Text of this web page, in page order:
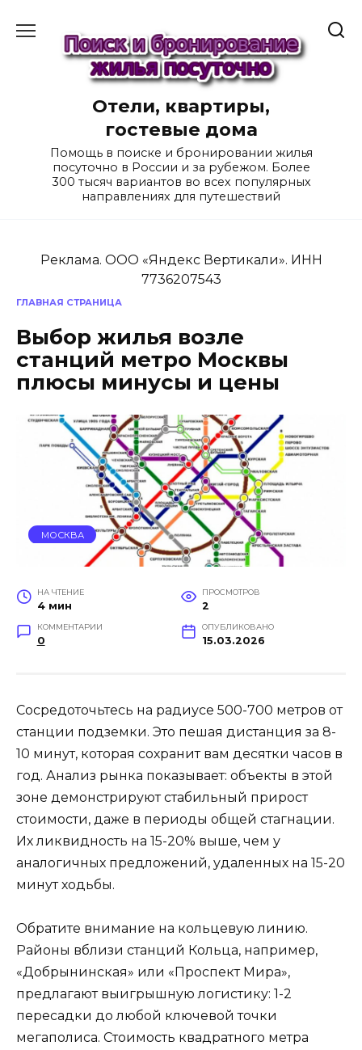
содержанию
Отели, квартиры,
гостевые дома
Помощь в поиске и бронировании жилья
посуточно в России и за рубежом. Более
300 тысяч вариантов во всех популярных
направлениях для путешествий
Реклама. ООО «Яндекс Вертикали». ИНН
7736207543
ГЛАВНАЯ СТРАНИЦА
Выбор жилья возле
станций метро Москвы
плюсы минусы и цены
МОСКВА
НА ЧТЕНИЕ
4 мин
ПРОСМОТРОВ
2
КОММЕНТАРИИ
0
ОПУБЛИКОВАНО
15.03.2026
Сосредоточьтесь на радиусе 500-700 метров от
станции подземки. Это пешая дистанция за 8-
10 минут, которая сохранит вам десятки часов в
год. Анализ рынка показывает: объекты в этой
зоне демонстрируют стабильный прирост
стоимости, даже в периоды общей стагнации.
Их ликвидность на 15-20% выше, чем у
аналогичных предложений, удаленных на 15-20
минут ходьбы.
Обратите внимание на кольцевую линию.
Районы вблизи станций Кольца, например,
«Добрынинская» или «Проспект Мира»,
предлагают выигрышную логистику: 1-2
пересадки до любой ключевой точки
мегаполиса. Стоимость квадратного метра